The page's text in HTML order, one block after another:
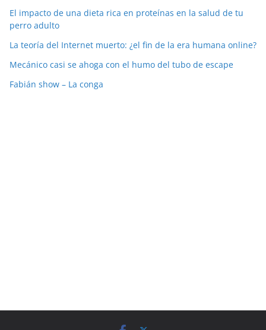
El impacto de una dieta rica en proteínas en la salud de tu
perro adulto
La teoría del Internet muerto: ¿el fin de la era humana online?
Mecánico casi se ahoga con el humo del tubo de escape
Fabián show – La conga